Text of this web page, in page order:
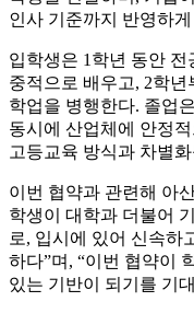
인사 기준까지 반영하
입학생은 1학년 동안
중적으로 배우고, 2학
학업을 병행한다. 졸업
동시에 산업체에 안정
고등교육 방식과 차별
이번 협약과 관련해 아
학생이 대학과 더불어
로, 입시에 있어 신속하
하다”며, “이번 협약이
있는 기반이 되기를 기